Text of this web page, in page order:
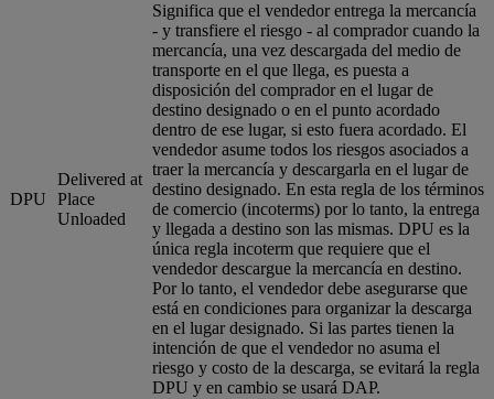
DPU
Delivered at
Place
Unloaded
Significa que el vendedor entrega la mercancía
- y transfiere el riesgo - al comprador cuando la
mercancía, una vez descargada del medio de
transporte en el que llega, es puesta a
disposición del comprador en el lugar de
destino designado o en el punto acordado
dentro de ese lugar, si esto fuera acordado. El
vendedor asume todos los riesgos asociados a
traer la mercancía y descargarla en el lugar de
destino designado. En esta regla de los términos
de comercio (incoterms) por lo tanto, la entrega
y llegada a destino son las mismas. DPU es la
única regla incoterm que requiere que el
vendedor descargue la mercancía en destino.
Por lo tanto, el vendedor debe asegurarse que
está en condiciones para organizar la descarga
en el lugar designado. Si las partes tienen la
intención de que el vendedor no asuma el
riesgo y costo de la descarga, se evitará la regla
DPU y en cambio se usará DAP.